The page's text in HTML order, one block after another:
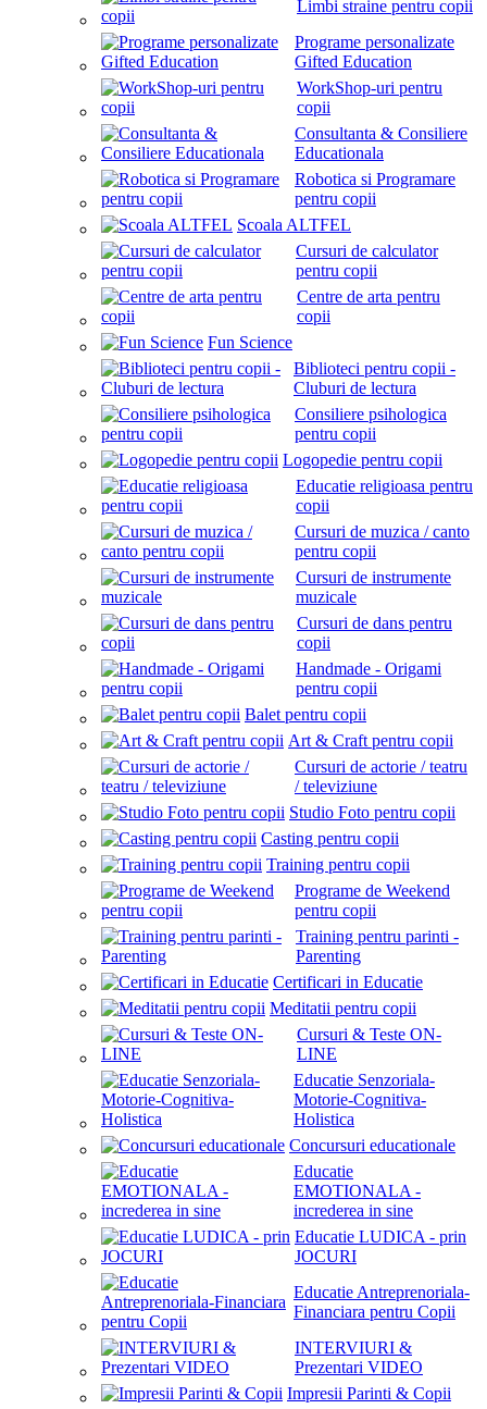
Limbi straine pentru copii
Programe personalizate
Gifted Education
WorkShop-uri pentru
copii
Consultanta & Consiliere
Educationala
Robotica si Programare
pentru copii
Scoala ALTFEL
Cursuri de calculator
pentru copii
Centre de arta pentru
copii
Fun Science
Biblioteci pentru copii -
Cluburi de lectura
Consiliere psihologica
pentru copii
Logopedie pentru copii
Educatie religioasa pentru
copii
Cursuri de muzica / canto
pentru copii
Cursuri de instrumente
muzicale
Cursuri de dans pentru
copii
Handmade - Origami
pentru copii
Balet pentru copii
Art & Craft pentru copii
Cursuri de actorie / teatru
/ televiziune
Studio Foto pentru copii
Casting pentru copii
Training pentru copii
Programe de Weekend
pentru copii
Training pentru parinti -
Parenting
Certificari in Educatie
Meditatii pentru copii
Cursuri & Teste ON-
LINE
Educatie Senzoriala-
Motorie-Cognitiva-
Holistica
Concursuri educationale
Educatie
EMOTIONALA -
increderea in sine
Educatie LUDICA - prin
JOCURI
Educatie Antreprenoriala-
Financiara pentru Copii
INTERVIURI &
Prezentari VIDEO
Impresii Parinti & Copii